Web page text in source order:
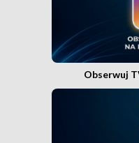
Obserwuj